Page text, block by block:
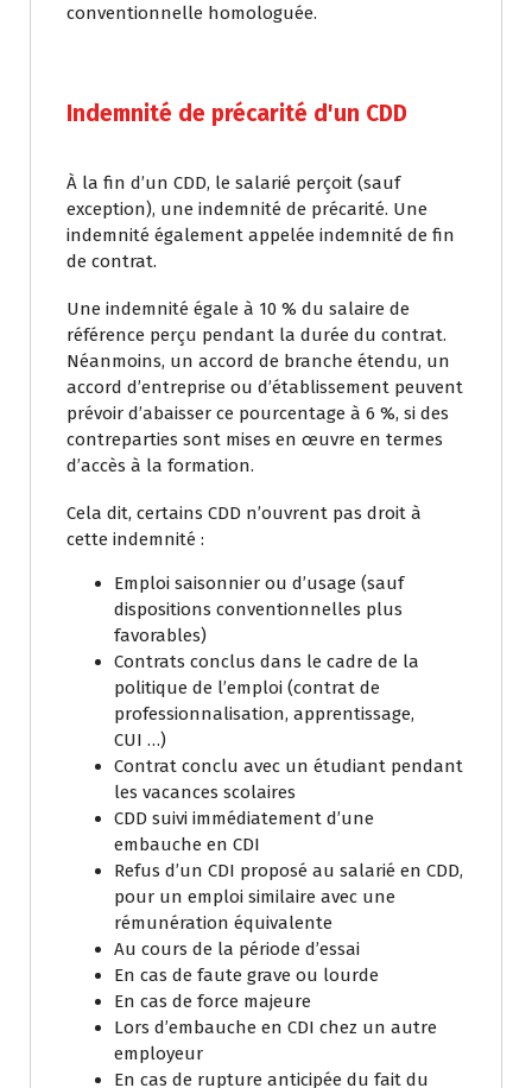
conventionnelle homologuée.
Indemnité de précarité d'un CDD
À la fin d’un CDD, le salarié perçoit (sauf
exception), une indemnité de précarité. Une
indemnité également appelée indemnité de fin
de contrat.
Une indemnité égale à 10 % du salaire de
référence perçu pendant la durée du contrat.
Néanmoins, un accord de branche étendu, un
accord d’entreprise ou d’établissement peuvent
prévoir d’abaisser ce pourcentage à 6 %, si des
contreparties sont mises en œuvre en termes
d’accès à la formation.
Cela dit, certains CDD n’ouvrent pas droit à
cette indemnité :
Emploi saisonnier ou d’usage (sauf
dispositions conventionnelles plus
favorables)
Contrats conclus dans le cadre de la
politique de l’emploi (contrat de
professionnalisation, apprentissage,
CUI …)
Contrat conclu avec un étudiant pendant
les vacances scolaires
CDD suivi immédiatement d’une
embauche en CDI
Refus d’un CDI proposé au salarié en CDD,
pour un emploi similaire avec une
rémunération équivalente
Au cours de la période d’essai
En cas de faute grave ou lourde
En cas de force majeure
Lors d’embauche en CDI chez un autre
employeur
En cas de rupture anticipée du fait du